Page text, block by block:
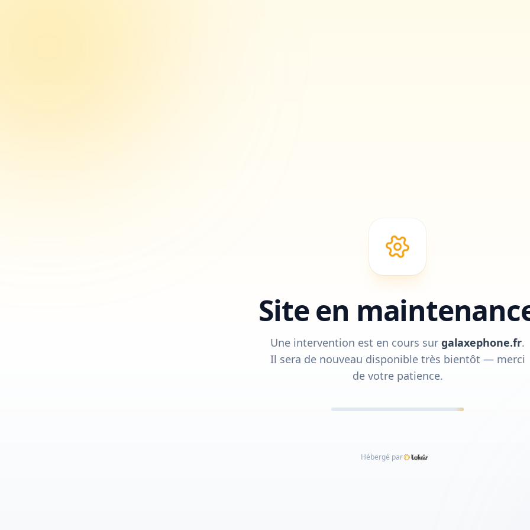
Site en
Une intervention est en cours sur galaxephone.fr.
Il sera de nouveau disponible très bientôt — merci
de votre patience.
Hébergé par